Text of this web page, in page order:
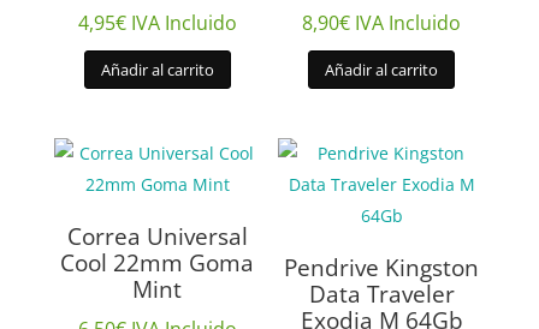
4,95€ IVA Incluido
Añadir al carrito
8,90€ IVA Incluido
Añadir al carrito
Correa Universal
Cool 22mm Goma
Mint
Pendrive Kingston
Data Traveler
Exodia M 64Gb